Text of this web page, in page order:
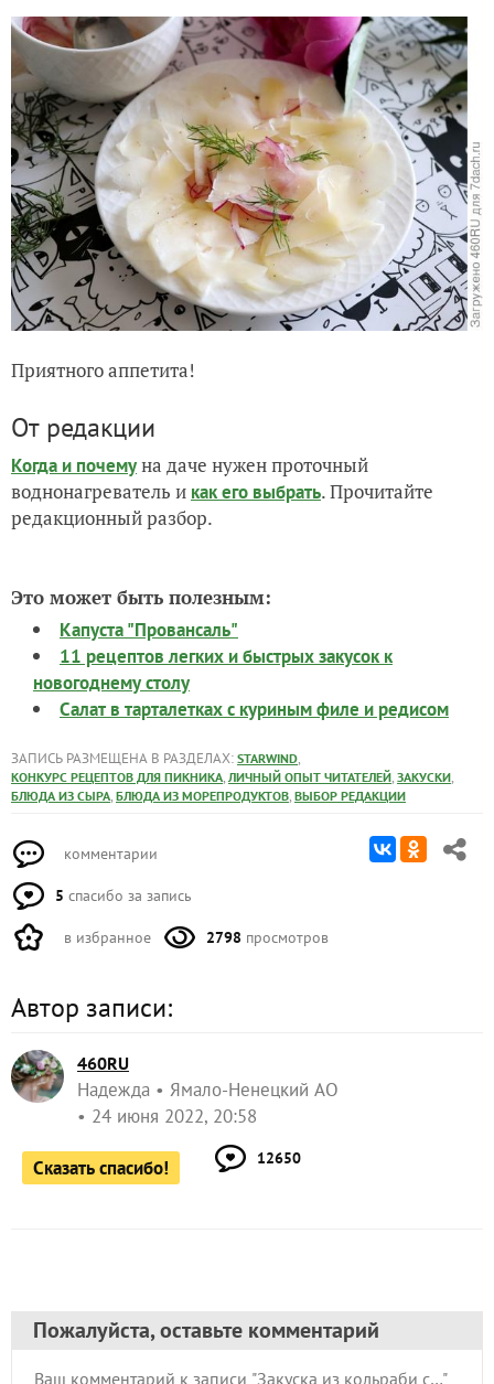
Приятного аппетита!
От редакции
Когда и почемуна даче нужен проточный
воднонагреватель и как его выбрать. Прочитайте
редакционный разбор.
Это может быть полезным:
Капуста "Провансаль"
11 рецептов легких и быстрых закусок к
новогоднему столу
Салат в тарталетках с куриным филе и редисом
ЗАПИСЬ РАЗМЕЩЕНА В РАЗДЕЛАХ: STARWIND,
КОНКУРС РЕЦЕПТОВ ДЛЯ ПИКНИКА, ЛИЧНЫЙ ОПЫТ ЧИТАТЕЛЕЙ, ЗАКУСКИ,
БЛЮДА ИЗ СЫРА, БЛЮДА ИЗ МОРЕПРОДУКТОВ, ВЫБОР РЕДАКЦИИ
комментарии
5 спасибо за запись
в избранное 2798 просмотров
Автор записи:
460RU
Надежда
Ямало-Ненецкий АО
24 июня 2022, 20:58
Сказать спасибо! 12650
Пожалуйста, оставьте комментарий